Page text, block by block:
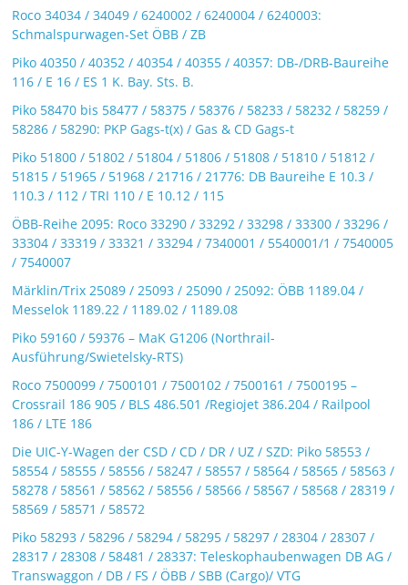
Roco 34034 / 34049 / 6240002 / 6240004 / 6240003:
Schmalspurwagen-Set ÖBB / ZB
Piko 40350 / 40352 / 40354 / 40355 / 40357: DB-/DRB-Baureihe
116 / E 16 / ES 1 K. Bay. Sts. B.
Piko 58470 bis 58477 / 58375 / 58376 / 58233 / 58232 / 58259 /
58286 / 58290: PKP Gags-t(x) / Gas & CD Gags-t
Piko 51800 / 51802 / 51804 / 51806 / 51808 / 51810 / 51812 /
51815 / 51965 / 51968 / 21716 / 21776: DB Baureihe E 10.3 /
110.3 / 112 / TRI 110 / E 10.12 / 115
ÖBB-Reihe 2095: Roco 33290 / 33292 / 33298 / 33300 / 33296 /
33304 / 33319 / 33321 / 33294 / 7340001 / 5540001/1 / 7540005
/ 7540007
Märklin/Trix 25089 / 25093 / 25090 / 25092: ÖBB 1189.04 /
Messelok 1189.22 / 1189.02 / 1189.08
Piko 59160 / 59376 – MaK G1206 (Northrail-
Ausführung/Swietelsky-RTS)
Roco 7500099 / 7500101 / 7500102 / 7500161 / 7500195 –
Crossrail 186 905 / BLS 486.501 /Regiojet 386.204 / Railpool
186 / LTE 186
Die UIC-Y-Wagen der CSD / CD / DR / UZ / SZD: Piko 58553 /
58554 / 58555 / 58556 / 58247 / 58557 / 58564 / 58565 / 58563 /
58278 / 58561 / 58562 / 58556 / 58566 / 58567 / 58568 / 28319 /
58569 / 58571 / 58572
Piko 58293 / 58296 / 58294 / 58295 / 58297 / 28304 / 28307 /
28317 / 28308 / 58481 / 28337: Teleskophaubenwagen DB AG /
Transwaggon / DB / FS / ÖBB / SBB (Cargo)/ VTG